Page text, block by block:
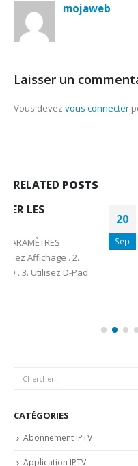
mojaweb
Laisser un
Vous devez vous connecter
RELATED POSTS
Sep
CHAINES TV
CHAINES TV
Lire la suite
CATÉGORIES
Abonnement IPTV
Application IPTV